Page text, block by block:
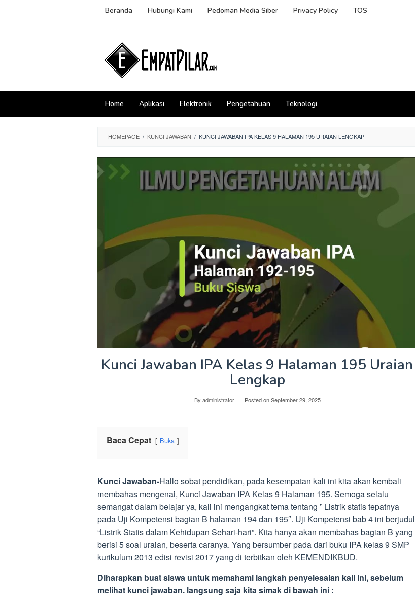
Beranda Hubungi Kami Pedoman Media Siber Privacy Policy TOS
Home Aplikasi Elektronik Pengetahuan Teknologi
HOMEPAGE / KUNCI JAWABAN / KUNCI JAWABAN IPA KELAS 9 HALAMAN 195 URAIAN LENGKAP
Kunci Jawaban IPA Kelas 9 Halaman 195 Uraian
Lengkap
By administrator Posted onSeptember 29, 2025
Baca Cepat Buka
Kunci Jawaban-Hallo sobat pendidikan, pada kesempatan kali ini kita akan kembali
membahas mengenai, Kunci Jawaban IPA Kelas 9 Halaman 195. Semoga selalu
semangat dalam belajar ya, kali ini mengangkat tema tentang ” Listrik statis tepatnya
pada Uji Kompetensi bagian B halaman 194 dan 195″. Uji Kompetensi bab 4 ini berjudul
“Listrik Statis dalam Kehidupan Sehari-hari”. Kita hanya akan membahas bagian B yang
berisi 5 soal uraian, beserta caranya. Yang bersumber pada dari buku IPA kelas 9 SMP
kurikulum 2013 edisi revisi 2017 yang di terbitkan oleh KEMENDIKBUD.
Diharapkan buat siswa untuk memahami langkah penyelesaian kali ini, sebelum
melihat kunci jawaban. langsung saja kita simak di bawah ini :